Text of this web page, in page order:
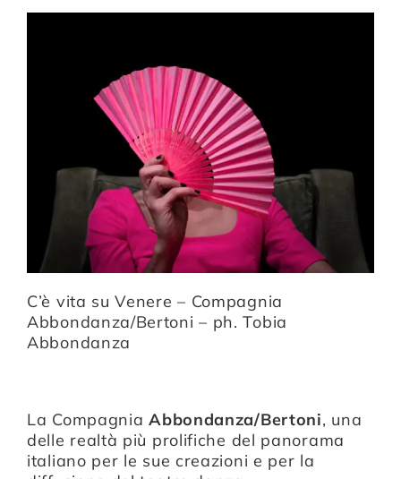
C’è vita su Venere – Compagnia
Abbondanza/Bertoni – ph. Tobia
Abbondanza
La CompagniaAbbondanza/Bertoni, una
delle realtà più prolifiche del panorama
italiano per le sue creazioni e per la